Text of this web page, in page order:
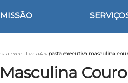
MISSÃO
executiva a4 » pasta executiva masculina